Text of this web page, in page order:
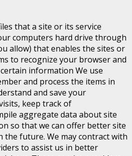
that a site or its service
computers hard drive through
allow) that enables the sites or
to recognize your browser and
information We use
and process the items in
and save your
keep track of
aggregate data about site
so that we can offer better site
the future. We may contract with
to assist us in better